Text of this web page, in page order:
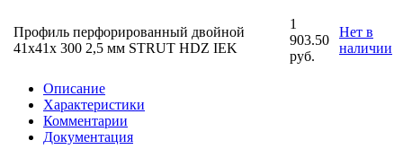
Профиль перфорированный двойной
41х41х 300 2,5 мм STRUT HDZ IEK
1
903.50
руб.
Нет в
наличии
Описание
Характеристики
Комментарии
Документация